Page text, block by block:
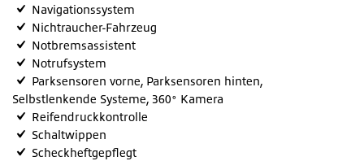
Navigationssystem
Nichtraucher-Fahrzeug
Notbremsassistent
Notrufsystem
Parksensoren vorne, Parksensoren hinten,
Selbstlenkende Systeme, 360° Kamera
Reifendruckkontrolle
Schaltwippen
Scheckheftgepflegt